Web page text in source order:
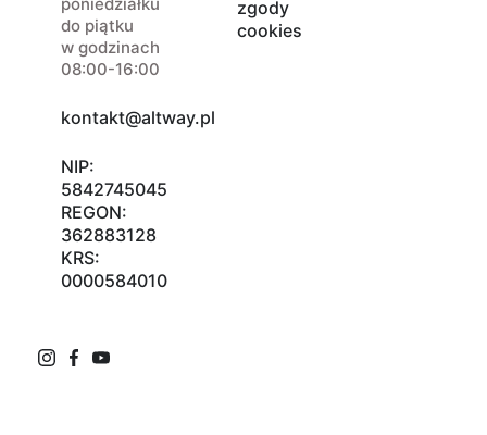
do piątku
w godzinach
08:00-16:00
kontakt@altway.pl
NIP:
5842745045
REGON:
362883128
KRS:
0000584010
zgody
cookies